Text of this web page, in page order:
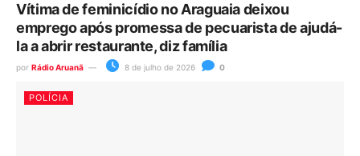
Vítima de feminicídio no Araguaia deixou
emprego após promessa de pecuarista de ajudá-
la a abrir restaurante, diz família
por Rádio Aruanã 8 de julho de 2026 0
POLÍCIA